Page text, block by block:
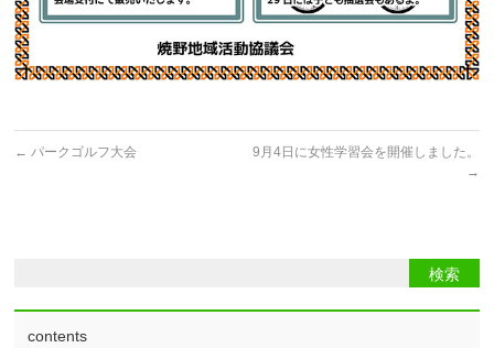
← パークゴルフ大会
9月4日に女性学習会を開催しました。
→
contents